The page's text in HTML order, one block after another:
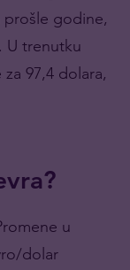
godine,
U trenutku
97,4 dolara,
u
dolar